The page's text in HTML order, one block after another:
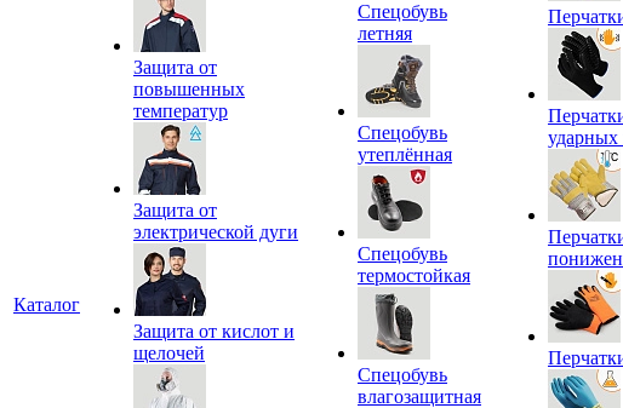
Каталог
Защита от
повышенных
температур
Защита от
электрической дуги
Защита от кислот и
щелочей
Спецобувь
летняя
Спецобувь
утеплённая
Спецобувь
термостойкая
Спецобувь
влагозащитная
ударных